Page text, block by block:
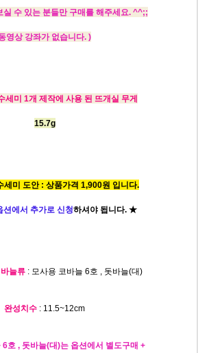
실 수 있는 분들만 구매를 해주세요. ^^;;
영상 강좌가 없습니다. )
세미 1개 제작에 사용 된 뜨개실 무게
15.7g
미 도안 : 상품가격 1,900원 입니다.
션에서 추가로 신청하셔야 됩니다. ★
늘류: 모사용 코바늘 6호 , 돗바늘(대)
완성치수 : 11.5~12cm
호 , 돗바늘(대)는 옵션에서 별도구매 +